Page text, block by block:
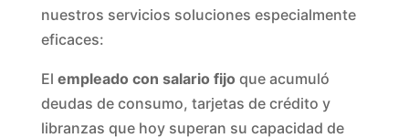
nuestros servicios soluciones especialmente
eficaces:
El empleado con salario fijo que acumuló
deudas de consumo, tarjetas de crédito y
libranzas que hoy superan su capacidad de